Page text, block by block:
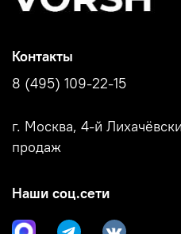
Контакты
8 (495) 109-22-15
г. Москва, 4-й
продаж
Наши соц.сети